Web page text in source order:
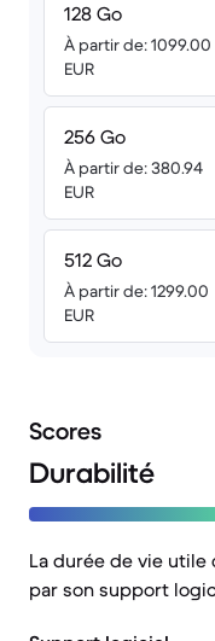
128 Go
À partir de: 1099.00
EUR
256 Go
À partir de: 380.94
EUR
512 Go
À partir de: 1299.00
EUR
Scores
Durabilité
La durée de vie
par son support